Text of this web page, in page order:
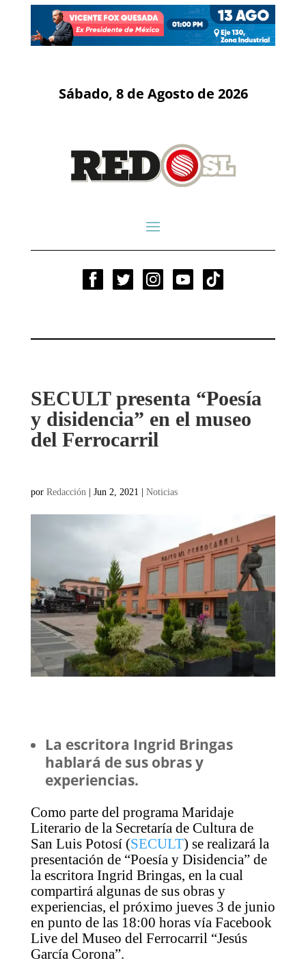
Sábado, 8 de Agosto de 2026
SECULT presenta “Poesía
y disidencia” en el museo
del Ferrocarril
por Redacción | Jun 2, 2021 | Noticias
La escritora Ingrid Bringas
hablará de sus obras y
experiencias.
Como parte del programa Maridaje
Literario de la Secretaría de Cultura de
San Luis Potosí (SECULT) se realizará la
presentación de “Poesía y Disidencia” de
la escritora Ingrid Bringas, en la cual
compartirá algunas de sus obras y
experiencias, el próximo jueves 3 de junio
en punto de las 18:00 horas vía Facebook
Live del Museo del Ferrocarril “Jesús
García Corona”.